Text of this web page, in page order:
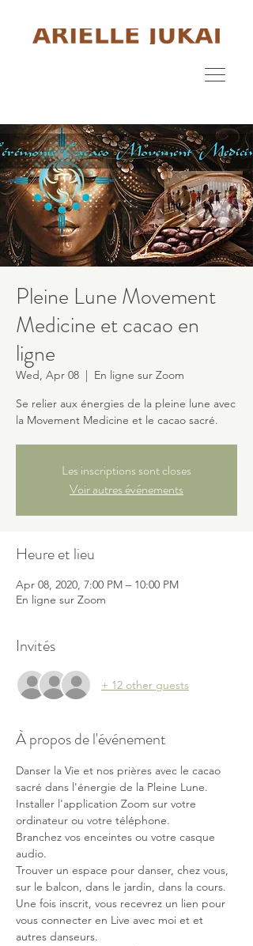
Pleine Lune Movement
Medicine et cacao en
ligne
Wed, Apr 08
  |
En ligne sur Zoom
Se relier aux énergies de la pleine lune avec
la Movement Medicine et le cacao sacré.
Les inscriptions sont closes
Voir autres événements
Heure et lieu
Apr 08, 2020, 7:00 PM – 10:00 PM
En ligne sur Zoom
Invités
+ 12 other guests
À propos de l'événement
Danser la Vie et nos prières avec le cacao
sacré dans l'énergie de la Pleine Lune.
Installer l'application Zoom sur votre
ordinateur ou votre téléphone.
Branchez vos enceintes ou votre casque
audio.
Trouver un espace pour danser, chez vous,
sur le balcon, dans le jardin, dans la cours.
Une fois inscrit, vous recevrez un lien pour
vous connecter en Live avec moi et et
autres danseurs.